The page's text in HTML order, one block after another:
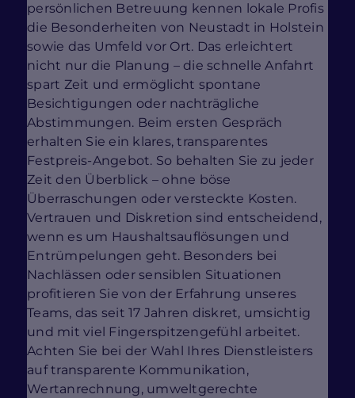
persönlichen Betreuung kennen lokale Profis
die Besonderheiten von Neustadt in Holstein
sowie das Umfeld vor Ort. Das erleichtert
nicht nur die Planung – die schnelle Anfahrt
spart Zeit und ermöglicht spontane
Besichtigungen oder nachträgliche
Abstimmungen. Beim ersten Gespräch
erhalten Sie ein klares, transparentes
Festpreis-Angebot. So behalten Sie zu jeder
Zeit den Überblick – ohne böse
Überraschungen oder versteckte Kosten.
Vertrauen und Diskretion sind entscheidend,
wenn es um Haushaltsauflösungen und
Entrümpelungen geht. Besonders bei
Nachlässen oder sensiblen Situationen
profitieren Sie von der Erfahrung unseres
Teams, das seit 17 Jahren diskret, umsichtig
und mit viel Fingerspitzengefühl arbeitet.
Achten Sie bei der Wahl Ihres Dienstleisters
auf transparente Kommunikation,
Wertanrechnung, umweltgerechte